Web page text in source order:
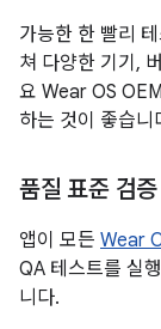
가능한 한 빨리
쳐 다양한 기기,
요 Wear OS
하는 것이 좋습니
품질 표준 검증
앱이 모든 Wear
QA 테스트를 실
니다.